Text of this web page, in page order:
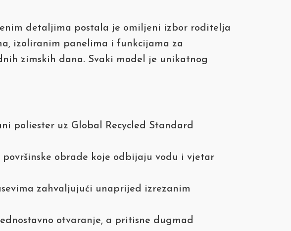
detaljima postala je omiljeni izbor roditelja
izoliranim panelima i funkcijama za
zimskih dana. Svaki model je unikatnog
poliester uz Global Recycled Standard
površinske obrade koje odbijaju vodu i vjetar
zahvaljujući unaprijed izrezanim
otvaranje, a pritisne dugmad